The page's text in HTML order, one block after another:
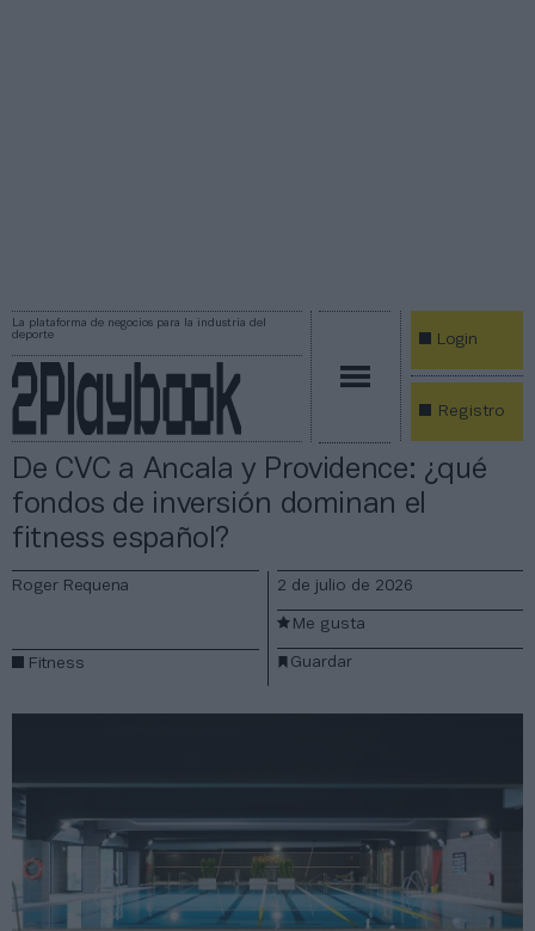
La plataforma de negocios para la industria del
deporte
Login
Registro
De CVC a Ancala y Providence: ¿qué
fondos de inversión dominan el
fitness español?
Roger Requena
Fitness
2 de julio de 2026
Guardar
Me gusta